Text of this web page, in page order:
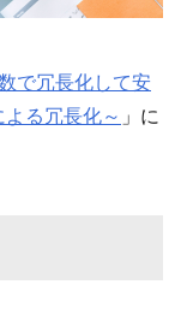
で冗長化して安
る冗長化～ 」に